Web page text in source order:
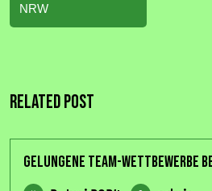
NRW
Related Post
Gelungene Team-Wettbewerbe